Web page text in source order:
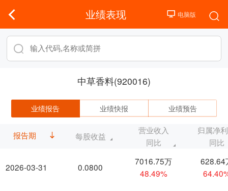
业绩表现
中草香料(920016)
业绩报告 业绩快报 业绩预告
报告期
2026-03-31
每股收益
营业收入
同比
归属净
同比
0.0800
7016.75万
48.49%
628.64